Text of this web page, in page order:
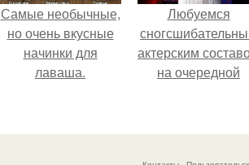
Самые необычные,
но очень вкусные
начинки для
лаваша.
Любуемся
актерским
на очередной